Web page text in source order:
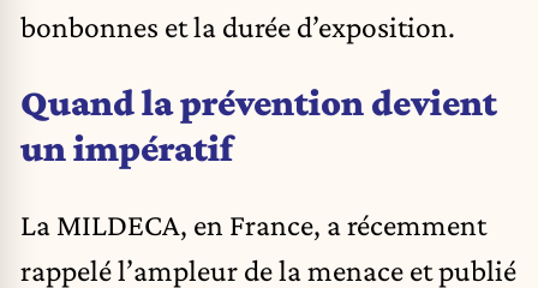
bonbonnes et la durée d’exposition.
Quand la prévention devient
un impératif
La MILDECA, en France, a récemment
rappelé l’ampleur de la menace et publié